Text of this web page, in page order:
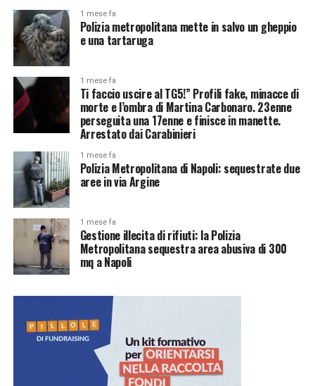
1 mese fa
Polizia metropolitana mette in salvo un gheppio
e una tartaruga
1 mese fa
Ti faccio uscire al TG5!” Profili fake, minacce di
morte e l’ombra di Martina Carbonaro. 23enne
perseguita una 17enne e finisce in manette.
Arrestato dai Carabinieri
1 mese fa
Polizia Metropolitana di Napoli: sequestrate due
aree in via Argine
1 mese fa
Gestione illecita di rifiuti: la Polizia
Metropolitana sequestra area abusiva di 300
mq a Napoli